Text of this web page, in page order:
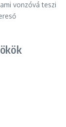
vonzóvá teszi